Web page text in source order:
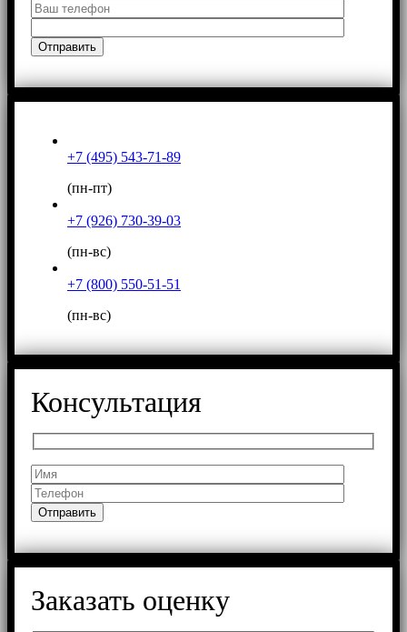
+7 (495) 543-71-89
(пн-пт)
+7 (926) 730-39-03
(пн-вс)
+7 (800) 550-51-51
(пн-вс)
Консультация
Заказать оценку